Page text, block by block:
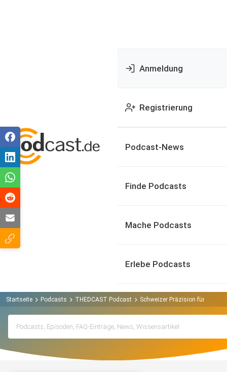
Anmeldung
Registrierung
Podcast-News
Finde Podcasts
Mache Podcasts
Erlebe Podcasts
Startseite Podcasts THEDCAST Podcast Schweizer Präzision für die